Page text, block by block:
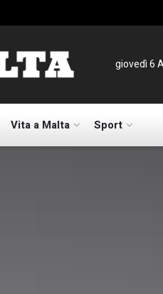
giovedì 6
Vita a Malta Sport